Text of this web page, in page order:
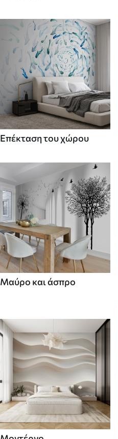
Επέκταση του χώρου
Μαύρο και άσπρο